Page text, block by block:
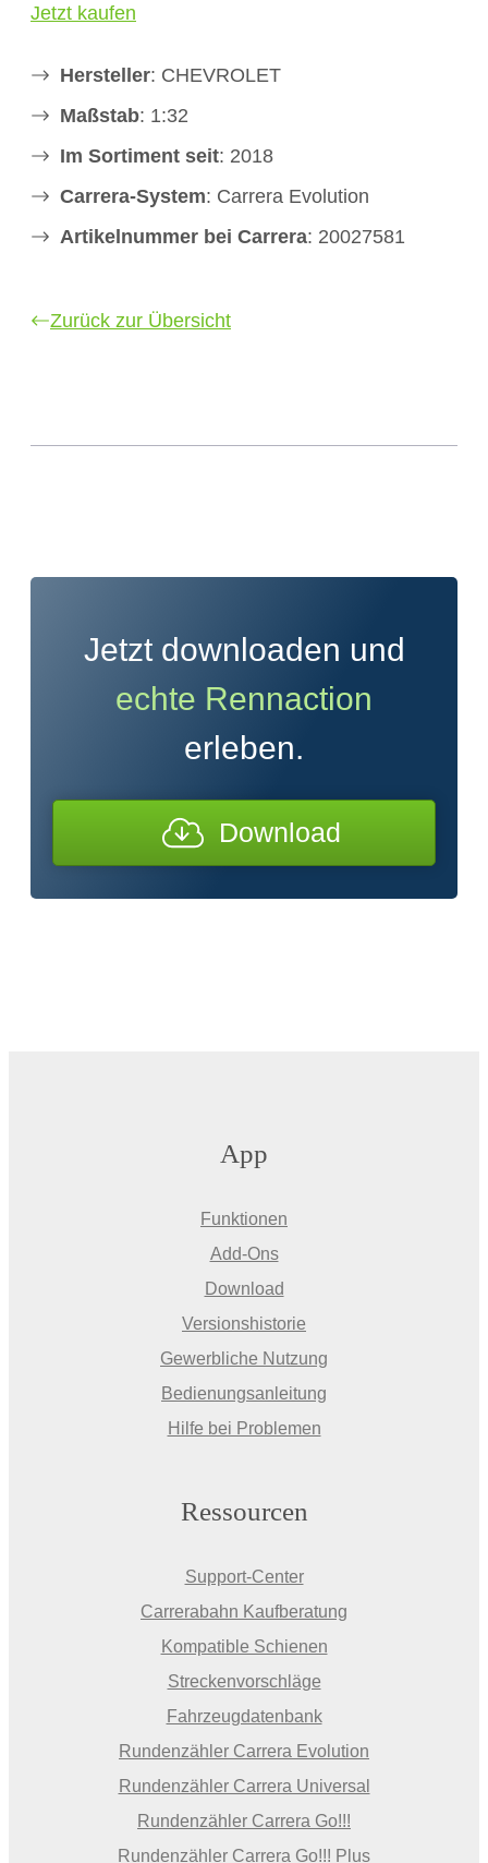
Jetzt kaufen
Hersteller: CHEVROLET
Maßstab: 1:32
Im Sortiment seit: 2018
Carrera-System: Carrera Evolution
Artikelnummer bei Carrera: 20027581
Zurück zur Übersicht
Jetzt downloaden und
echte Rennaction
erleben.
Download
App
Funktionen
Add-Ons
Download
Versionshistorie
Gewerbliche Nutzung
Bedienungsanleitung
Hilfe bei Problemen
Ressourcen
Support-Center
Carrerabahn Kaufberatung
Kompatible Schienen
Streckenvorschläge
Fahrzeugdatenbank
Rundenzähler Carrera Evolution
Rundenzähler Carrera Universal
Rundenzähler Carrera Go!!!
Rundenzähler Carrera Go!!! Plus